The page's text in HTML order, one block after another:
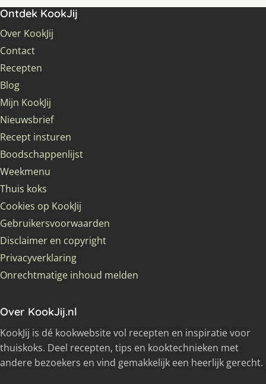
Ontdek KookJij
Over KookJij
Contact
Recepten
Blog
Mijn KookJij
Nieuwsbrief
Recept insturen
Boodschappenlijst
Weekmenu
Thuis koks
Cookies op KookJij
Gebruikersvoorwaarden
Disclaimer en copyright
Privacyverklaring
Onrechtmatige inhoud melden
Over KookJij.nl
KookJij is dé kookwebsite vol recepten en inspiratie voor
thuiskoks. Deel recepten, tips en kooktechnieken met
andere bezoekers en vind gemakkelijk een heerlijk gerecht.